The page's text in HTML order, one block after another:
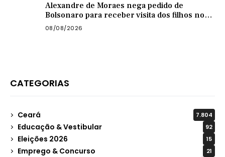
Alexandre de Moraes nega pedido de
Bolsonaro para receber visita dos filhos no
dia dos pais
08/08/2026
CATEGORIAS
Ceará 7.804
Educação & Vestibular 92
Eleições 2026 15
Emprego & Concurso 21